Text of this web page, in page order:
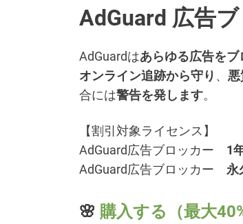
AdGuard 広告
AdGuardはあらゆる広告をブ
オンライン追跡から守り 、
合には警告を発します。
【割引対象ライセンス】
AdGuard広告ブロッカー 1
AdGuard広告ブロッカー 永
🌸 購入する（最大